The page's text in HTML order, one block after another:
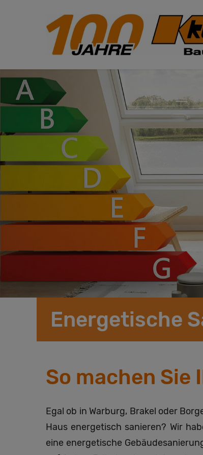
Energetische
So machen Sie
Egal ob in Warburg, Brakel oder
Haus energetisch sanieren? Wir
eine energetische